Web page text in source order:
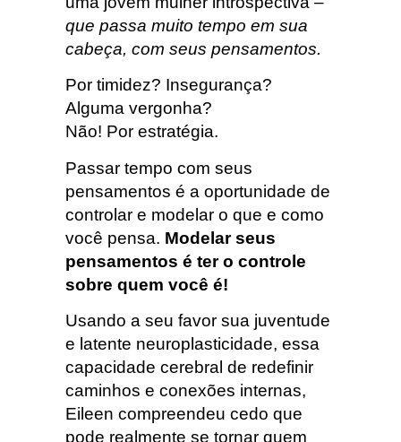
que passa muito tempo em sua
cabeça, com seus pensamentos.
Por timidez? Insegurança?
Alguma vergonha?
Não! Por estratégia.
Passar tempo com seus
pensamentos é a oportunidade de
controlar e modelar o que e como
você pensa. Modelar seus
pensamentos é ter o controle
sobre quem você é!
Usando a seu favor sua juventude
e latente neuroplasticidade, essa
capacidade cerebral de redefinir
caminhos e conexões internas,
Eileen compreendeu cedo que
pode realmente se tornar quem